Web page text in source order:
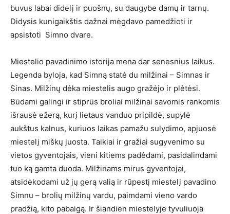
buvus labai didelį ir puošnų, su daugybe damų ir tarnų.
Didysis kunigaikštis dažnai mėgdavo pamedžioti ir
apsistoti Simno dvare.
Miestelio pavadinimo istorija mena dar senesnius laikus.
Legenda byloja, kad Simną statė du milžinai – Simnas ir
Sinas. Milžinų dėka miestelis augo gražėjo ir plėtėsi.
Būdami galingi ir stiprūs broliai milžinai savomis rankomis
išrausė ežerą, kurį lietaus vanduo pripildė, supylė
aukštus kalnus, kuriuos laikas pamažu sulydimo, apjuosė
miestelį miškų juosta. Taikiai ir gražiai sugyvenimo su
vietos gyventojais, vieni kitiems padėdami, pasidalindami
tuo ką gamta duoda. Milžinams mirus gyventojai,
atsidėkodami už jų gerą valią ir rūpestį miestelį pavadino
Simnu – brolių milžinų vardu, paimdami vieno vardo
pradžią, kito pabaigą. Ir šiandien miestelyje tyvuliuoja